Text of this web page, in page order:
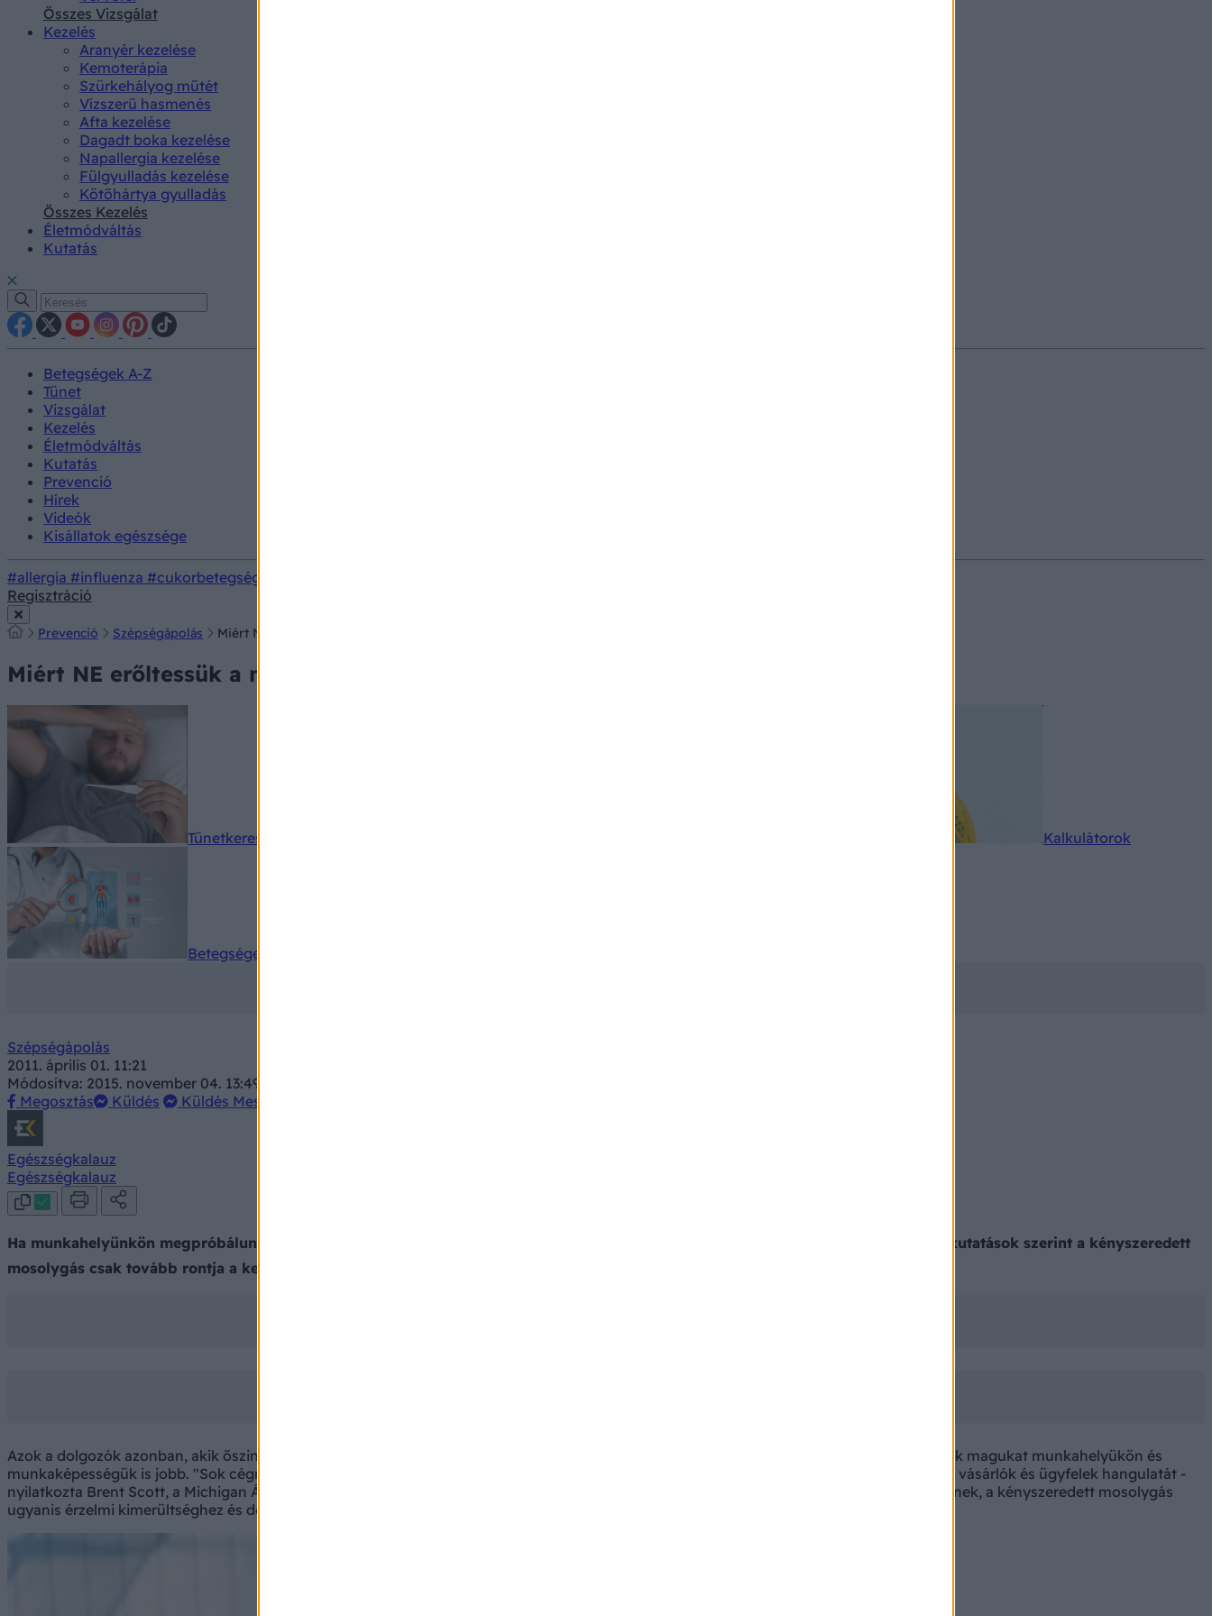
Összes Vizsgálat
Kezelés
Aranyér kezelése
Kemoterápia
Szürkehályog műtét
Vízszerű hasmenés
Afta kezelése
Dagadt boka kezelése
Napallergia kezelése
Fülgyulladás kezelése
Kötőhártya gyulladás
Összes Kezelés
Életmódváltás
Kutatás
Betegségek A-Z
Tünet
Vizsgálat
Kezelés
Életmódváltás
Kutatás
Prevenció
Hírek
Videók
Kisállatok egészsége
#allergia #influenza #cukorbetegség
Regisztráció
Prevenció Szépségápolás Miért NE erőltessük a mosolygást a munkahelyünkön?
Miért NE erőltessük a mosolygást a munkahelyünkön?
Tünetkereső Kalkulátorok
Betegségek A-Z
Szépségápolás
2011. április 01. 11:21
Módosítva: 2015. november 04. 13:49
Megosztás
Küldés Küldés Messengeren
Egészségkalauz
Egészségkalauz
Ha munkahelyünkön megpróbálunk mosolyt erőltetni az arcunkra, csak még nyomorultabbul fogjuk érezni magunkat. A legújabb kutatások szerint a kényszeredett
mosolygás csak tovább rontja a kedélyállapotot és még a munkaképességre is hatással lehet.
Azok a dolgozók azonban, akik őszintén boldogok és mosolyognak (például a közelgő szabadság vagy családi ünnep kapcsán) jobban érzik magukat munkahelyükön és
munkaképességük is jobb. "Sok cégnél azt hiszik, hogy a dolgozóknak mindig jókedvűnek és boldognak kell látszaniuk, hogy így javítsák a vásárlók és ügyfelek hangulatát -
nyilatkozta Brent Scott, a Michigan Állami Egyetem segédprofesszora, a mostani kutatás vezetője - Ennek azonban komoly hátulütői lehetnek, a kényszeredett mosolygás
ugyanis érzelmi kimerültséghez és depresszióhoz vezethet, ami mindenképp rosszat tesz a dolgozóknak."